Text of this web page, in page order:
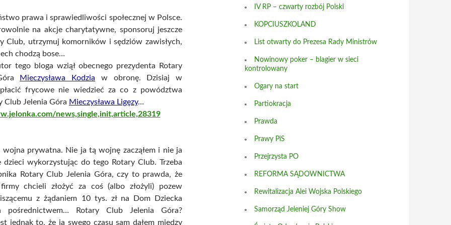
prawa i sprawiedliwości społecznej w Polsce.
na akcje charytatywne, sponsoruj jeszcze
Club, utrzymuj komorników i sędziów zawisłych,
chodzą bose…
tego bloga wziął obecnego prezydenta Rotary
Mieczysława Kodzia w obronę. Dzisiaj w
frycowe nie wiedzieć za co z powództwa
Club Jelenia Góra Mieczysława Ligęzy…
news,single,init,article,28319
wojna prywatna. Nie ja tą wojnę zacząłem i nie ja
wykorzystując do tego Rotary Club. Trzeba
Rotary Club Jelenia Góra, czy to prawda, że
chcieli złożyć za coś (albo złożyli) pozew
z żądaniem 10 tys. zł na Dom Dziecka
pośrednictwem… Rotary Club Jelenia Góra?
jednak to, że ja swego czasu sam dałem między
IV RP – czwarty rozbój Polski
KOPCIUSZKOLAND
List otwarty do Prezesa Rady Ministrów
Nowinowy poker – blagier w sieci
kontrolowany
Ogary na start
Partiokracja
Prawda
Prawy PiS
Przejrzysta PO
REFORMA SĄDOWNICTWA
Rewitalizacja Alei Wojska Polskiego
Samorząd Jeleniej Góry Show